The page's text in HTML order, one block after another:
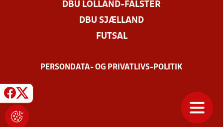
DBU LOLLAND-FALSTER
DBU SJÆLLAND
FUTSAL
PERSONDATA- OG PRIVATLIVS-POLITIK